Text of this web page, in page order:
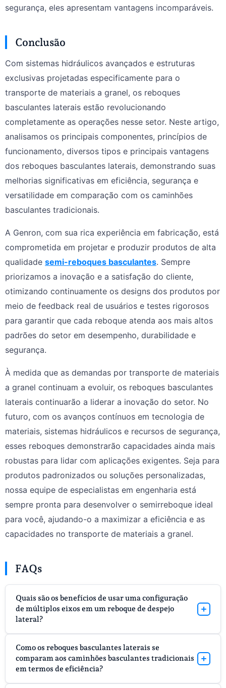
segurança, eles apresentam vantagens incomparáveis.
Conclusão
Com sistemas hidráulicos avançados e estruturas
exclusivas projetadas especificamente para o
transporte de materiais a granel, os reboques
basculantes laterais estão revolucionando
completamente as operações nesse setor. Neste artigo,
analisamos os principais componentes, princípios de
funcionamento, diversos tipos e principais vantagens
dos reboques basculantes laterais, demonstrando suas
melhorias significativas em eficiência, segurança e
versatilidade em comparação com os caminhões
basculantes tradicionais.
A Genron, com sua rica experiência em fabricação, está
comprometida em projetar e produzir produtos de alta
qualidade semi-reboques basculantes. Sempre
priorizamos a inovação e a satisfação do cliente,
otimizando continuamente os designs dos produtos por
meio de feedback real de usuários e testes rigorosos
para garantir que cada reboque atenda aos mais altos
padrões do setor em desempenho, durabilidade e
segurança.
À medida que as demandas por transporte de materiais
a granel continuam a evoluir, os reboques basculantes
laterais continuarão a liderar a inovação do setor. No
futuro, com os avanços contínuos em tecnologia de
materiais, sistemas hidráulicos e recursos de segurança,
esses reboques demonstrarão capacidades ainda mais
robustas para lidar com aplicações exigentes. Seja para
produtos padronizados ou soluções personalizadas,
nossa equipe de especialistas em engenharia está
sempre pronta para desenvolver o semirreboque ideal
para você, ajudando-o a maximizar a eficiência e as
capacidades no transporte de materiais a granel.
FAQs
Quais são os benefícios de usar uma configuração
de múltiplos eixos em um reboque de despejo
lateral?
estabilidade, maior capacidade de carga e melhor
distribuição de peso, tornando-o ideal para aplicações
Como os reboques basculantes laterais se
comparam aos caminhões basculantes tradicionais
em termos de eficiência?